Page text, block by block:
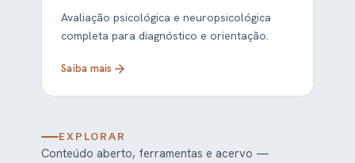
Avaliação psicológica e neuropsicológica
completa para diagnóstico e orientação.
Saiba mais arrow_forward
EXPLORAR
Conteúdo aberto, ferramentas e acervo —